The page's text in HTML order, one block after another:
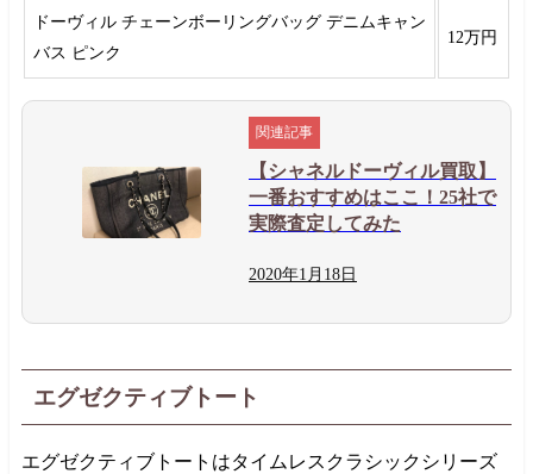
ドーヴィル チェーンボーリングバッグ デニムキャン
バス ピンク
12万円
【シャネルドーヴィル買取】
一番おすすめはここ！25社で
実際査定してみた
2020年1月 18日
エグゼクティブトート
エグゼクティブトートはタイムレスクラシックシリーズ